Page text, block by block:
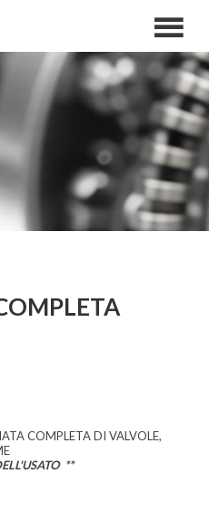
COMPLETA DI VALVOLE,
**